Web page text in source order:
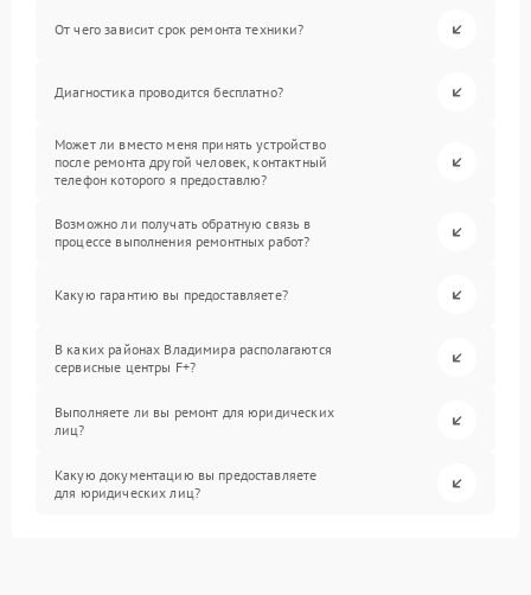
От чего зависит срок ремонта техники?
Диагностика проводится бесплатно?
Может ли вместо меня принять устройство
после ремонта другой человек, контактный
телефон которого я предоставлю?
Возможно ли получать обратную связь в
процессе выполнения ремонтных работ?
Какую гарантию вы предоставляете?
В каких районах Владимира располагаются
сервисные центры F+?
Выполняете ли вы ремонт для юридических
лиц?
Какую документацию вы предоставляете
для юридических лиц?